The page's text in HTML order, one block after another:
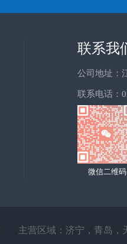
联系我
公司地址：
联系电话：
微信二维码
主营区域： 济宁 ， 青岛 ，